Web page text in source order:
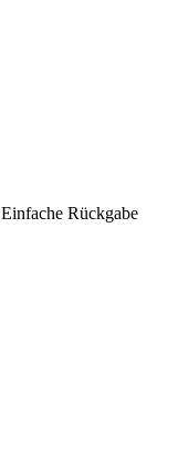
Einfache Rückgabe